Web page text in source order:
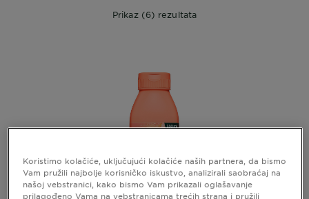
Prikaz (6) rezultata
Koristimo kolačiće, uključujući kolačiće naših partnera, da bismo
Vam pružili najbolje korisničko iskustvo, analizirali saobraćaj na
našoj vebstranici, kako bismo Vam prikazali oglašavanje
prilagođeno Vama na vebstranicama trećih strana i pružili